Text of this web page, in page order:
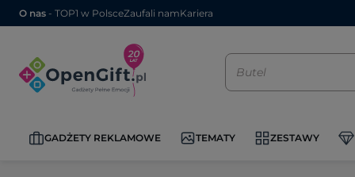
O nas - TOP1 w PolsceZaufali namKariera
GADŻETY REKLAMOWE TEMATY ZESTAWY